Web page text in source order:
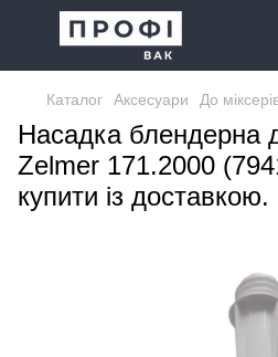
Каталог Аксесуари До
Насадка блендерна
Zelmer 171.2000
купити із доставкою.